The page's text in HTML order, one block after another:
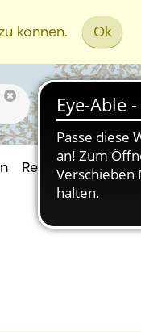
können. Ok
Rezept Einreichen